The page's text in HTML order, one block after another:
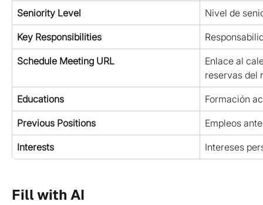
Seniority Level Nivel de
Key Responsibilities
Schedule Meeting URL
Enlace al
reservas del
Educations Formación
Previous Positions Empleos
Interests Intereses
Fill with AI